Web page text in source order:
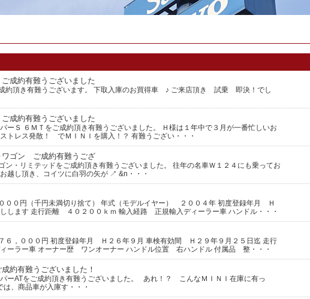
成約有難うございました
約頂き有難うございます。 下取入庫のお買得車 ♪ ご来店頂き 試乗 即決！でし
成約有難うございました
Ｓ ６ＭＴをご成約頂き有難うございました。 Ｈ様は１年中で３月が一番忙しいお
トレス発散！ でＭＩＮＩを購入！？ 有難うござい・・・
ゴン ご成約有難うござ
・リミテッドをご成約頂き有難うございました。 往年の名車Ｗ１２４にも乗ってお
越し頂き、コイツに白羽の矢が ↗ &n・・・
００円（千円未満切り捨て） 年式（モデルイヤー） ２００４年 初度登録年月 Ｈ
します 走行距離 ４０２００ｋｍ 輸入経路 正規輸入ディーラー車 ハンドル・・・
６，０００円 初度登録年月 Ｈ２６年９月 車検有効間 Ｈ２９年９月２５日迄 走行
ーラー車 オーナー歴 ワンオーナー ハンドル位置 右ハンドル 付属品 整・・・
約有難うございました！
ーATをご成約頂き有難うございました。 あれ！？ こんなＭＩＮＩ在庫に有っ
、商品車が入庫す・・・